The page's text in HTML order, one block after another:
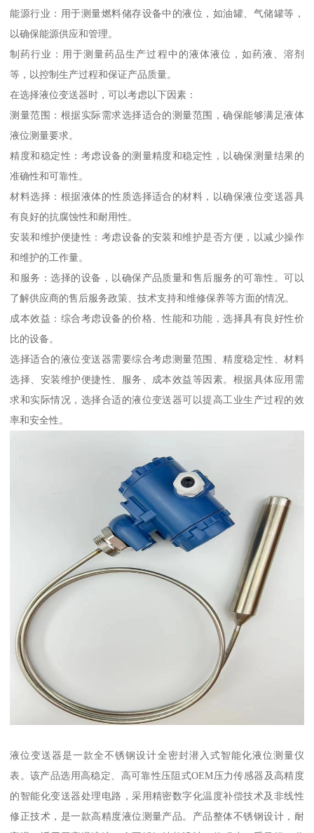
能源行业：用于测量燃料储存设备中的液位，如油罐、气储罐等，
以确保能源供应和管理。
制药行业：用于测量药品生产过程中的液体液位，如药液、溶剂
等，以控制生产过程和保证产品质量。
在选择液位变送器时，可以考虑以下因素：
测量范围：根据实际需求选择适合的测量范围，确保能够满足液体
液位测量要求。
精度和稳定性：考虑设备的测量精度和稳定性，以确保测量结果的
准确性和可靠性。
材料选择：根据液体的性质选择适合的材料，以确保液位变送器具
有良好的抗腐蚀性和耐用性。
安装和维护便捷性：考虑设备的安装和维护是否方便，以减少操作
和维护的工作量。
和服务：选择的设备，以确保产品质量和售后服务的可靠性。可以
了解供应商的售后服务政策、技术支持和维修保养等方面的情况。
成本效益：综合考虑设备的价格、性能和功能，选择具有良好性价
比的设备。
选择适合的液位变送器需要综合考虑测量范围、精度稳定性、材料
选择、安装维护便捷性、服务、成本效益等因素。根据具体应用需
求和实际情况，选择合适的液位变送器可以提高工业生产过程的效
率和安全性。
液位变送器是一款全不锈钢设计全密封潜入式智能化液位测量仪
表。该产品选用高稳定、高可靠性压阻式OEM压力传感器及高精度
的智能化变送器处理电路，采用精密数字化温度补偿技术及非线性
修正技术，是一款高精度液位测量产品。产品整体不锈钢设计，耐